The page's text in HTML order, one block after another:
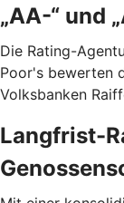
„AA-“ und
Die Rating-
Poor's bewerten
Volksbanken
Langfrist-